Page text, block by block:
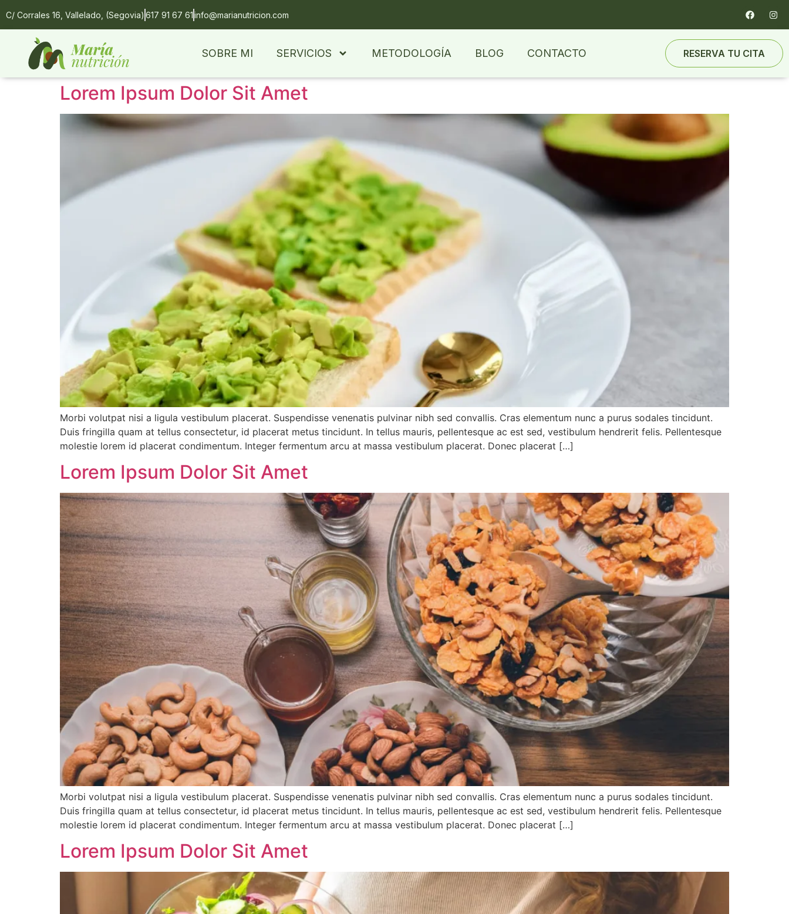
C/ Corrales 16, Vallelado, (Segovia) 617 91 67 61info@marianutricion.com
SOBRE MI SERVICIOS METODOLOGÍA BLOG CONTACTO RESERVA TU CITA
Lorem Ipsum Dolor Sit Amet
Morbi volutpat nisi a ligula vestibulum placerat. Suspendisse venenatis pulvinar nibh sed convallis. Cras elementum nunc a purus sodales tincidunt.
Duis fringilla quam at tellus consectetur, id placerat metus tincidunt. In tellus mauris, pellentesque ac est sed, vestibulum hendrerit felis. Pellentesque
molestie lorem id placerat condimentum. Integer fermentum arcu at massa vestibulum placerat. Donec placerat […]
Lorem Ipsum Dolor Sit Amet
Morbi volutpat nisi a ligula vestibulum placerat. Suspendisse venenatis pulvinar nibh sed convallis. Cras elementum nunc a purus sodales tincidunt.
Duis fringilla quam at tellus consectetur, id placerat metus tincidunt. In tellus mauris, pellentesque ac est sed, vestibulum hendrerit felis. Pellentesque
molestie lorem id placerat condimentum. Integer fermentum arcu at massa vestibulum placerat. Donec placerat […]
Lorem Ipsum Dolor Sit Amet